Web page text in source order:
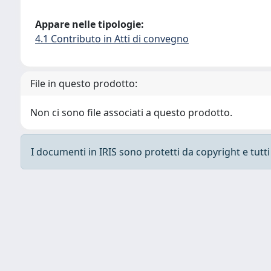
Appare nelle tipologie:
4.1 Contributo in Atti di convegno
File in questo prodotto:
Non ci sono file associati a questo prodotto.
I documenti in IRIS sono protetti da copyright e